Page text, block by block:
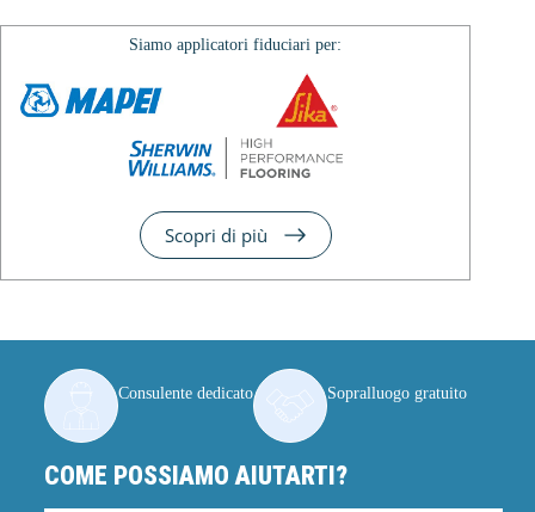
Siamo applicatori fiduciari per:
Scopri di più
Consulente dedicato Sopralluogo gratuito
COME POSSIAMO AIUTARTI?